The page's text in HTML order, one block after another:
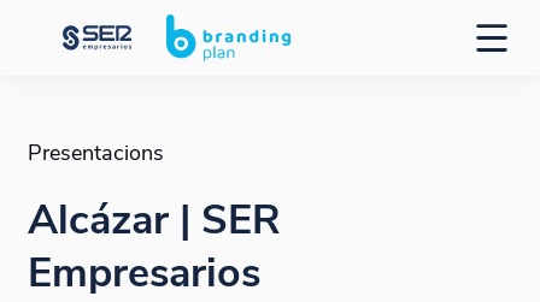
Presentacions
Alcázar | SER
Empresarios